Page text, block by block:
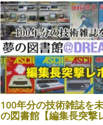
100年分の技術雑誌を
の図書館【編集長突撃